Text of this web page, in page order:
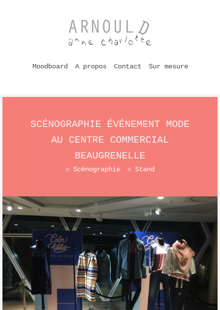
Moodboard A propos Contact Sur mesure
SCÉNOGRAPHIE ÉVÉNEMENT MODE
AU CENTRE COMMERCIAL
BEAUGRENELLE
Scénographie Stand